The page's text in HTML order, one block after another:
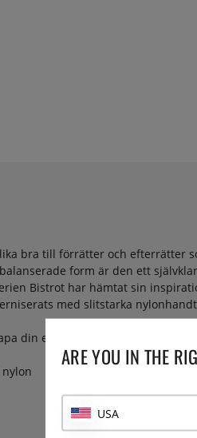
bra till förrätter och efterrätter
form är den ett
Bistrot har hämtat sin
med slitstarka
din egen färgmix för en
ARE YOU IN THE
USA